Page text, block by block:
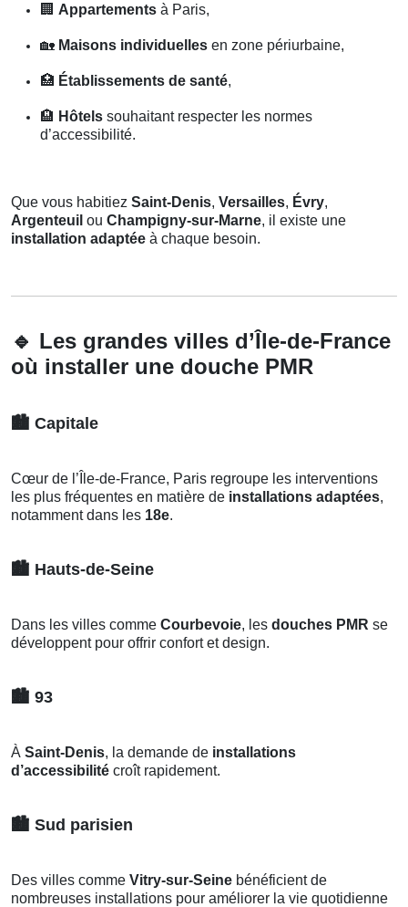
🏢 Appartements à Paris,
🏡 Maisons individuelles en zone périurbaine,
🏥 Établissements de santé,
🏨 Hôtels souhaitant respecter les normes
d’accessibilité.
Que vous habitiez Saint-Denis, Versailles, Évry,
Argenteuil ou Champigny-sur-Marne, il existe une
installation adaptée à chaque besoin.
🔹 Les grandes villes d’Île-de-France
où installer une douche PMR
🏙️ Capitale
Cœur de l’Île-de-France, Paris regroupe les interventions
les plus fréquentes en matière de installations adaptées,
notamment dans les 18e.
🏙️ Hauts-de-Seine
Dans les villes comme Courbevoie, les douches PMR se
développent pour offrir confort et design.
🏙️ 93
À Saint-Denis, la demande de installations
d’accessibilité croît rapidement.
🏙️ Sud parisien
Des villes comme Vitry-sur-Seine bénéficient de
nombreuses installations pour améliorer la vie quotidienne